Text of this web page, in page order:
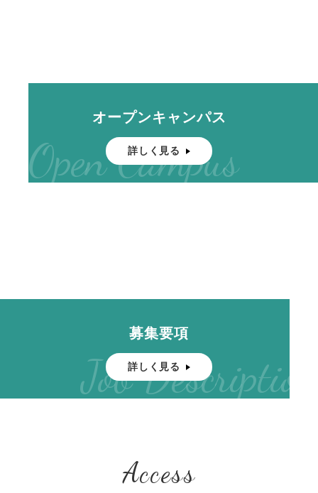
Open Campus
オープンキャンパス
詳しく見る
Job Description
募集要項
詳しく見る
Access